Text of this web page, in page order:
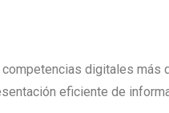
digitales más
eficiente de